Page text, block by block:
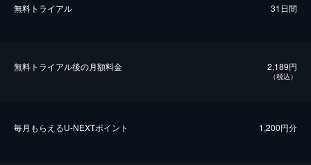
無料トライアル 31日間
無料トライアル後の⽉額料金 2,189円
（税込）
毎⽉もらえるU-NEXTポイント 1,200円分